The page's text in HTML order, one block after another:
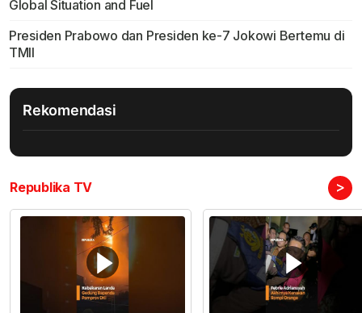
Global Situation and Fuel
Presiden Prabowo dan Presiden ke-7 Jokowi Bertemu di
TMII
Rekomendasi
Republika TV >